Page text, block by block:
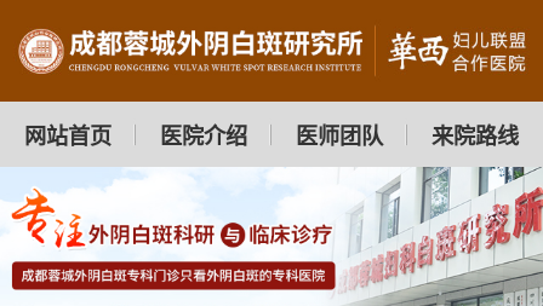
网站首页 医院介绍 医师团队 来院路线